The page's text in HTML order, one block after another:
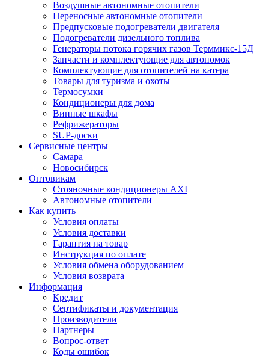
Воздушные автономные отопители
Переносные автономные отопители
Предпусковые подогреватели двигателя
Подогреватели дизельного топлива
Генераторы потока горячих газов Терммикс-15Д
Запчасти и комплектующие для автономок
Комплектующие для отопителей на катера
Товары для туризма и охоты
Термосумки
Кондиционеры для дома
Винные шкафы
Рефрижераторы
SUP-доски
Сервисные центры
Самара
Новосибирск
Оптовикам
Стояночные кондиционеры AXI
Автономные отопители
Как купить
Условия оплаты
Условия доставки
Гарантия на товар
Инструкция по оплате
Условия обмена оборудованием
Условия возврата
Информация
Кредит
Сертификаты и документация
Производители
Партнеры
Вопрос-ответ
Коды ошибок